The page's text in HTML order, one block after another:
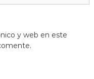
y web en este